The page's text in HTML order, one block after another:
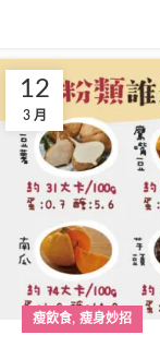
12
3 月
瘦飲食, 瘦身妙招